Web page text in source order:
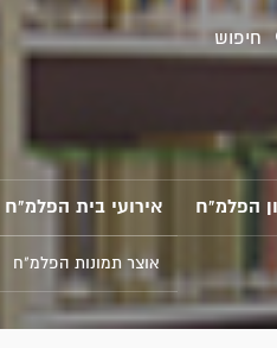
חיפוש
הפלמ"ח אירועי בית הפלמ"ח
אוצר תמונות הפלמ"ח